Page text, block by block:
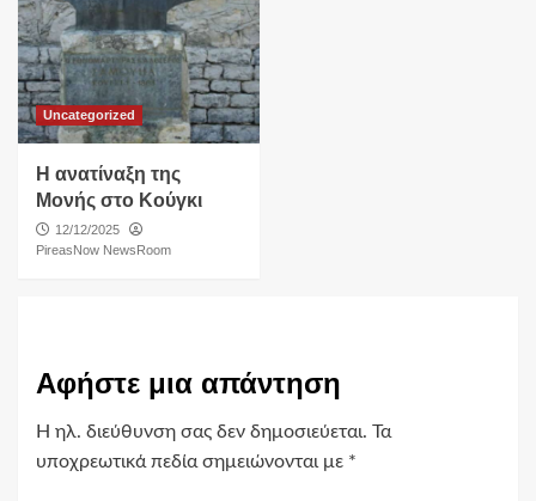
Uncategorized
Η ανατίναξη της
Μονής στο Κούγκι
12/12/2025
PireasNow NewsRoom
Αφήστε μια απάντηση
Η ηλ. διεύθυνση σας δεν δημοσιεύεται. Τα
υποχρεωτικά πεδία σημειώνονται με *